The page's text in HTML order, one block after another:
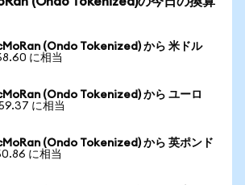
(Ondo Tokenized) から 米ドル
に相当
(Ondo Tokenized) から ユーロ
に相当
(Ondo Tokenized) から 英ポンド
に相当